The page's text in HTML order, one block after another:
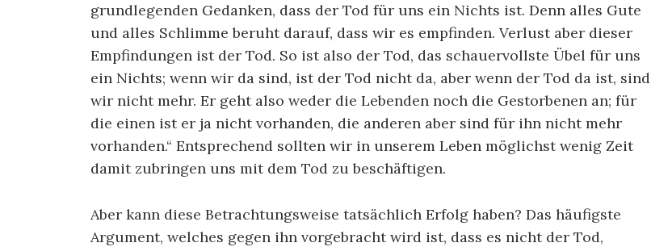
grundlegenden Gedanken, dass der Tod für uns ein Nichts ist. Denn alles Gute
und alles Schlimme beruht darauf, dass wir es empfinden. Verlust aber dieser
Empfindungen ist der Tod. So ist also der Tod, das schauervollste Übel für uns
ein Nichts; wenn wir da sind, ist der Tod nicht da, aber wenn der Tod da ist, sind
wir nicht mehr. Er geht also weder die Lebenden noch die Gestorbenen an; für
die einen ist er ja nicht vorhanden, die anderen aber sind für ihn nicht mehr
vorhanden.“ Entsprechend sollten wir in unserem Leben möglichst wenig Zeit
damit zubringen uns mit dem Tod zu beschäftigen.
Aber kann diese Betrachtungsweise tatsächlich Erfolg haben? Das häufigste
Argument, welches gegen ihn vorgebracht wird ist, dass es nicht der Tod,